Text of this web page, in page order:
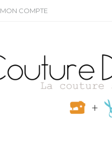
MON COMPTE